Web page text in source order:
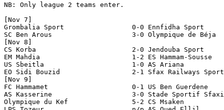
NB: Only league 2 teams enter.
[Nov 7]
Grombalia Sport                 0-0 Ennfidha Sport     			[1-0 aet]
SC Ben Arous	 	        3-0 Olympique de Béja
[Nov 8]
CS Korba	 	        2-0 Jendouba Sport
EM Mahdia	 	        1-2 ES Hammam-Sousse
US Sbeitla	 	        1-0 AS Ariana
EO Sidi Bouzid	 	        2-1 Sfax Railways Sports
[Nov 9]
FC Hammamet	 	        0-1 US Ben Guerdene
AS Kasserine	 	        3-0 Stade Sportif Sfaxien
Olympique du Kef 	        5-2 CS Msaken